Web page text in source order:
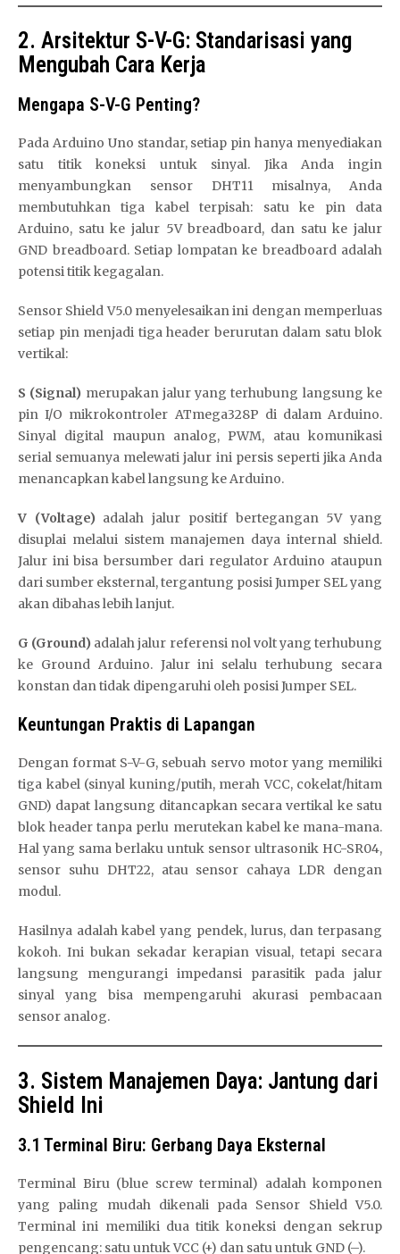
2. Arsitektur S-V-G: Standarisasi yang
Mengubah Cara Kerja
Mengapa S-V-G Penting?
Pada Arduino Uno standar, setiap pin hanya menyediakan
satu titik koneksi untuk sinyal. Jika Anda ingin
menyambungkan sensor DHT11 misalnya, Anda
membutuhkan tiga kabel terpisah: satu ke pin data
Arduino, satu ke jalur 5V breadboard, dan satu ke jalur
GND breadboard. Setiap lompatan ke breadboard adalah
potensi titik kegagalan.
Sensor Shield V5.0 menyelesaikan ini dengan memperluas
setiap pin menjadi tiga header berurutan dalam satu blok
vertikal:
S (Signal) merupakan jalur yang terhubung langsung ke
pin I/O mikrokontroler ATmega328P di dalam Arduino.
Sinyal digital maupun analog, PWM, atau komunikasi
serial semuanya melewati jalur ini persis seperti jika Anda
menancapkan kabel langsung ke Arduino.
V (Voltage) adalah jalur positif bertegangan 5V yang
disuplai melalui sistem manajemen daya internal shield.
Jalur ini bisa bersumber dari regulator Arduino ataupun
dari sumber eksternal, tergantung posisi Jumper SEL yang
akan dibahas lebih lanjut.
G (Ground) adalah jalur referensi nol volt yang terhubung
ke Ground Arduino. Jalur ini selalu terhubung secara
konstan dan tidak dipengaruhi oleh posisi Jumper SEL.
Keuntungan Praktis di Lapangan
Dengan format S-V-G, sebuah servo motor yang memiliki
tiga kabel (sinyal kuning/putih, merah VCC, cokelat/hitam
GND) dapat langsung ditancapkan secara vertikal ke satu
blok header tanpa perlu merutekan kabel ke mana-mana.
Hal yang sama berlaku untuk sensor ultrasonik HC-SR04,
sensor suhu DHT22, atau sensor cahaya LDR dengan
modul.
Hasilnya adalah kabel yang pendek, lurus, dan terpasang
kokoh. Ini bukan sekadar kerapian visual, tetapi secara
langsung mengurangi impedansi parasitik pada jalur
sinyal yang bisa mempengaruhi akurasi pembacaan
sensor analog.
3. Sistem Manajemen Daya: Jantung dari
Shield Ini
3.1 Terminal Biru: Gerbang Daya Eksternal
Terminal Biru (blue screw terminal) adalah komponen
yang paling mudah dikenali pada Sensor Shield V5.0.
Terminal ini memiliki dua titik koneksi dengan sekrup
pengencang: satu untuk VCC (+) dan satu untuk GND (–).